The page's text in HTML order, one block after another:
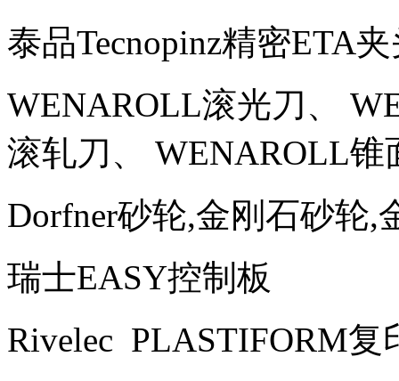
泰品Tecnopinz精密ETA
WENAROLL滚光刀、
滚轧刀、 WENAROLL锥
Dorfner砂轮,金刚石砂轮,
瑞士EASY控制板
Rivelec PLASTIFORM